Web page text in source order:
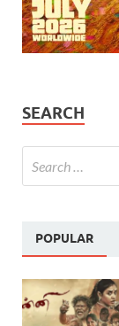
SEARCH
POPULAR